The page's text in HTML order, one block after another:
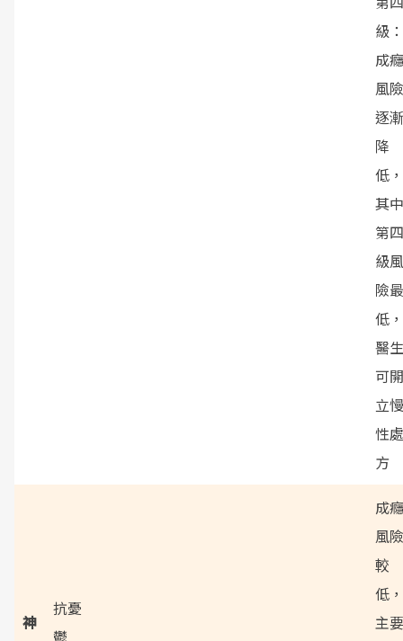
級：
成癮
風險
逐漸
降
低，
其中
第四
級風
險最
低，
醫生
可開
立慢
性處
方
神
抗憂
鬱
成癮
風險
較
低，
主要